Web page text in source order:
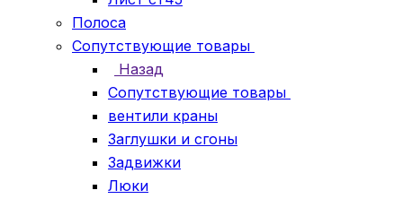
Полоса
Сопутствующие товары
Назад
Сопутствующие товары
вентили краны
Заглушки и сгоны
Задвижки
Люки